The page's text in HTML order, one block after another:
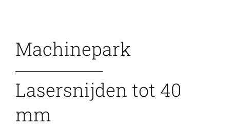
Machinepark
Lasersnijden tot 40
mm